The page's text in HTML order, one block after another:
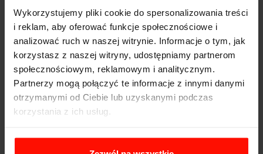
Wykorzystujemy pliki cookie do spersonalizowania treści
i reklam, aby oferować funkcje społecznościowe i
analizować ruch w naszej witrynie. Informacje o tym, jak
korzystasz z naszej witryny, udostępniamy partnerom
społecznościowym, reklamowym i analitycznym.
Partnerzy mogą połączyć te informacje z innymi danymi
otrzymanymi od Ciebie lub uzyskanymi podczas
korzystania z ich usług.
Voucher jest ważny 365 dni od daty zakupu. Kurs
doskonalenia techniki jazdy realizowany jest przez cały
rok kalendarzowy
REALIZACJA
Kurs realizowane jest w terminach ustalanych
indywidualnie z instruktorem. Warunkiem